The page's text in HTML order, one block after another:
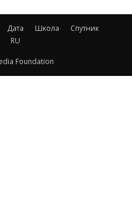
Дата Школа
Спутник
RU
Foundation